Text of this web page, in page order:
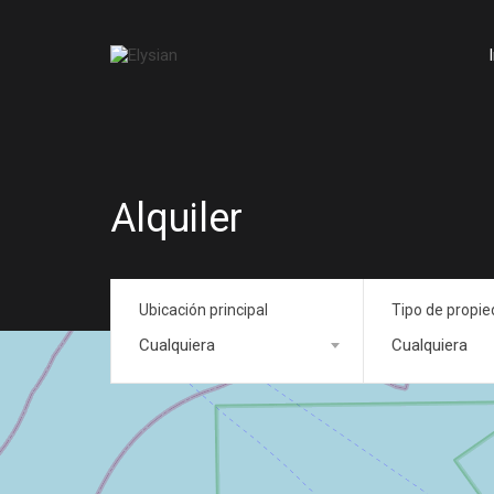
Alquiler
Ubicación principal
Cualquiera
Tipo de
Cualquiera